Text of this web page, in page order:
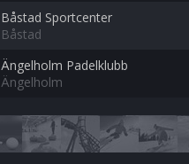
Båstad Sportcenter
Båstad
Ängelholm Padelklubb
Ängelholm